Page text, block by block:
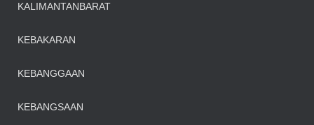
KALIMANTANBARAT
KEBAKARAN
KEBANGGAAN
KEBANGSAAN